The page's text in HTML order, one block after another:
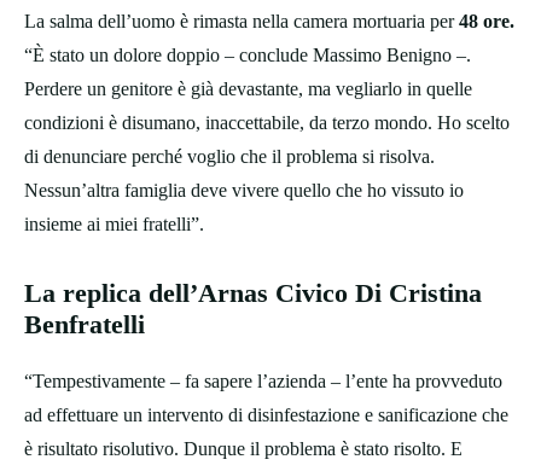
La salma dell’uomo è rimasta nella camera mortuaria per48 ore.
“È stato un dolore doppio – conclude Massimo Benigno –.
Perdere un genitore è già devastante, ma vegliarlo in quelle
condizioni è disumano, inaccettabile, da terzo mondo. Ho scelto
di denunciare perché voglio che il problema si risolva.
Nessun’altra famiglia deve vivere quello che ho vissuto io
insieme ai miei fratelli”.
La replica dell’Arnas Civico Di Cristina
Benfratelli
“Tempestivamente – fa sapere l’azienda – l’ente ha provveduto
ad effettuare un intervento di disinfestazione e sanificazione che
è risultato risolutivo. Dunque il problema è stato risolto. E